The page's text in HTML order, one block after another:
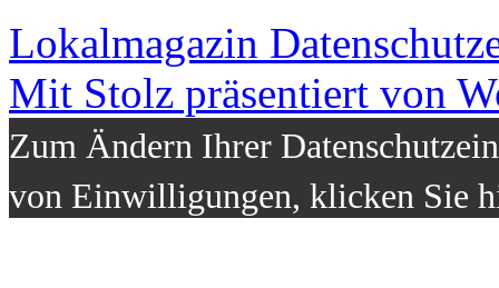
Lokalmagazin
Mit Stolz präsentiert von
Zum Ändern Ihrer
von Einwilligungen, klicken Sie